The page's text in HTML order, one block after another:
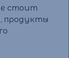
стоит
продукты